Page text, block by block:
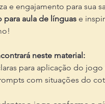
e engajamento para sua
para aula de línguas e
neste material:
para aplicação do
com situações do